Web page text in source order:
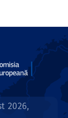
2026,